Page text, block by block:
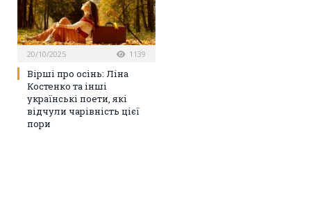
20/10/2025 1139
Вірші про осінь: Ліна
Костенко та інші
українські поети, які
відчули чарівність цієї
пори